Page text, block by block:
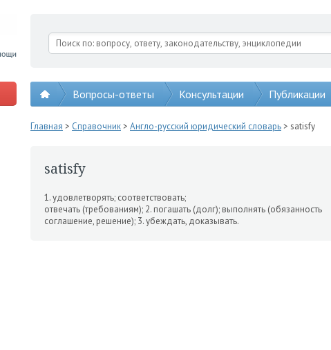
Вопросы-ответы Консультации Публикации
Главная > Справочник> Англо-русский юридический словарь> satisfy
satisfy
1. удовлетворять; соответство­вать;
отвечать (требованиям); 2. по­гашать (долг); выполнять (обязанность
соглашение, решение); 3. убеждать, доказывать.